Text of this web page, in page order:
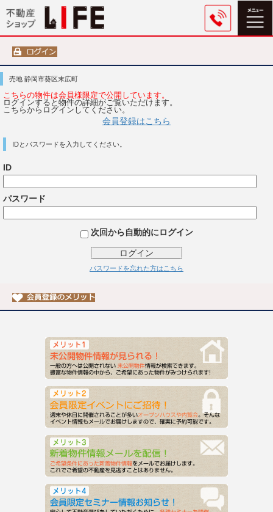
売地 静岡市葵区末広町
こちらの物件は会員様限定で公開しています。
ログインすると物件の詳細がご覧いただけます。
こちらからログインしてください。
会員登録はこちら
IDとパスワードを入力してください。
ID
パスワード
次回から自動的にログイン
ログイン
パスワードを忘れた方はこちら